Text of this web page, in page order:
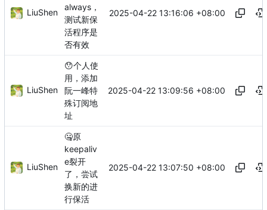
LiuShen
always，
测试新保
活程序是
否有效
2025-04-22 13:16:06 +08:00
LiuShen
😯个人使
用，添加
阮一峰特
殊订阅地
址
2025-04-22 13:09:56 +08:00
LiuShen
🤐原
keepaliv
e裂开
了，尝试
换新的进
行保活
2025-04-22 13:07:50 +08:00